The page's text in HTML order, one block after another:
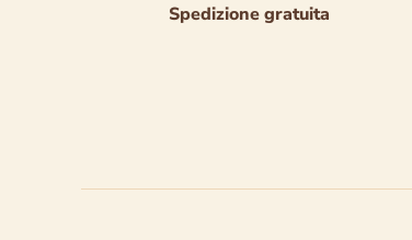
Spedizione gratuita